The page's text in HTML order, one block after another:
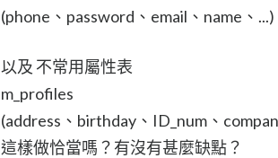
(phone、password、email、name、...)
以及 不常用屬性表
m_profiles
(address、birthday、ID_num、
這樣做恰當嗎？有沒有甚麼缺點？